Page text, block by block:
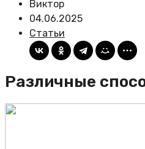
Виктор
04.06.2025
Статьи
Различные